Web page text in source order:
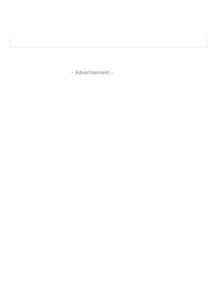
- Advertisement -